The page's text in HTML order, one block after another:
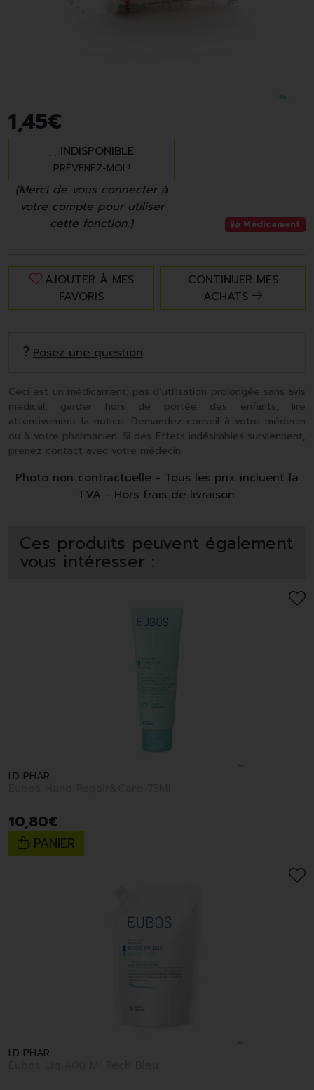
1,45€
INDISPONIBLE
PRÉVENEZ-MOI !
(Merci de vous connecter à
votre compte pour utiliser
cette fonction.)
Médicament
AJOUTER À MES
FAVORIS
CONTINUER MES
ACHATS
Posez une question
Ceci est un médicament, pas d’utilisation prolongée sans avis
médical, garder hors de portée des enfants, lire
attentivement la notice. Demandez conseil à votre médecin
ou à votre pharmacien. Si des Effets indésirables surviennent,
prenez contact avec votre médecin.
Photo non contractuelle - Tous les prix incluent la
TVA - Hors frais de livraison.
Ces produits peuvent également
vous intéresser :
I.D PHAR
10,80€
PANIER
I.D PHAR